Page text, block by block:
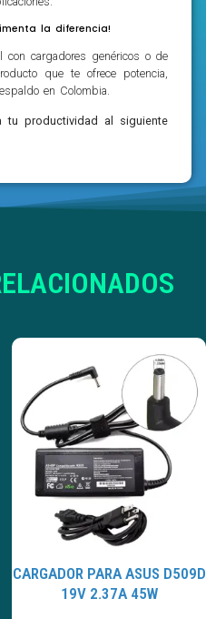
la diferencia!
cargadores genéricos o de
que te ofrece potencia,
en Colombia.
tu productividad al siguiente
CARGADOR PARA ASUS D509D
19V 2.37A 45W